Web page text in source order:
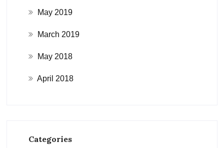
May 2019
March 2019
May 2018
April 2018
Categories